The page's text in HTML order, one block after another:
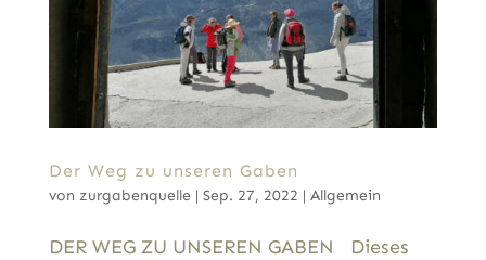
Der Weg zu unseren Gaben
von zurgabenquelle | Sep. 27, 2022 | Allgemein
DER WEG ZU UNSEREN GABEN Dieses